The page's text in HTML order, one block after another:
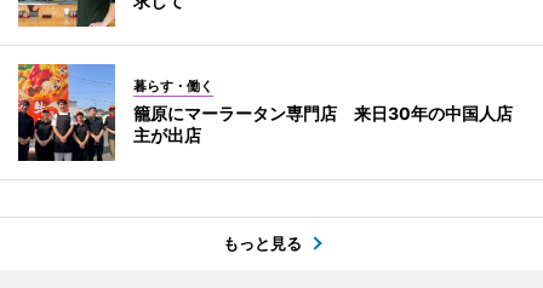
暮らす・働く
籠原にマーラータン専門店 来日30年の中国人店
主が出店
もっと見る